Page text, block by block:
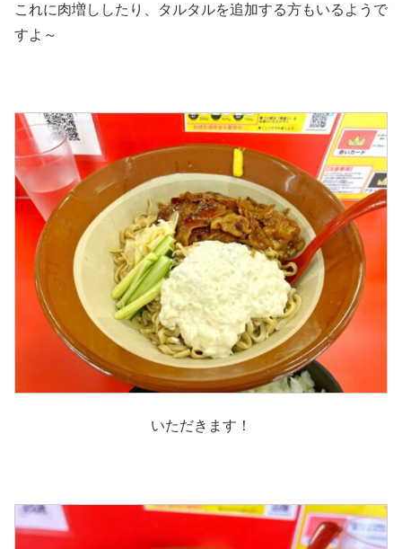
これに肉増ししたり、タルタルを追加する方もいるようで
すよ～
いただきます！